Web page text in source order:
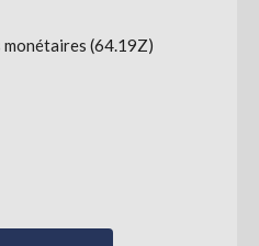
(64.19Z)